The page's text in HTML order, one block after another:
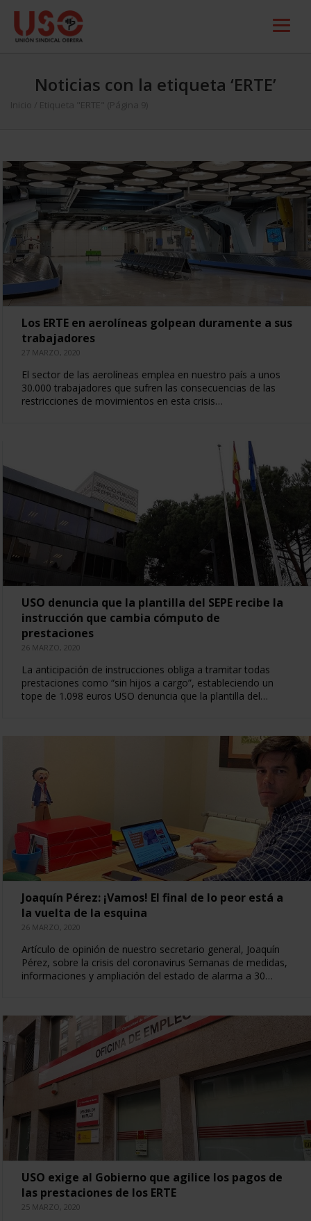
Noticias con la etiqueta ‘ERTE’
Inicio Etiqueta "ERTE" (Página 9)
Los ERTE en aerolíneas golpean duramente a sus
trabajadores
27 MARZO, 2020
El sector de las aerolíneas emplea en nuestro país a unos
30.000 trabajadores que sufren las consecuencias de las
restricciones de movimientos en esta crisis…
USO denuncia que la plantilla del SEPE recibe la
instrucción que cambia cómputo de
prestaciones
26 MARZO, 2020
La anticipación de instrucciones obliga a tramitar todas
prestaciones como “sin hijos a cargo”, estableciendo un
tope de 1.098 euros USO denuncia que la plantilla del…
Joaquín Pérez: ¡Vamos! El final de lo peor está a
la vuelta de la esquina
26 MARZO, 2020
Artículo de opinión de nuestro secretario general, Joaquín
Pérez, sobre la crisis del coronavirus Semanas de medidas,
informaciones y ampliación del estado de alarma a 30…
USO exige al Gobierno que agilice los pagos de
las prestaciones de los ERTE
25 MARZO, 2020